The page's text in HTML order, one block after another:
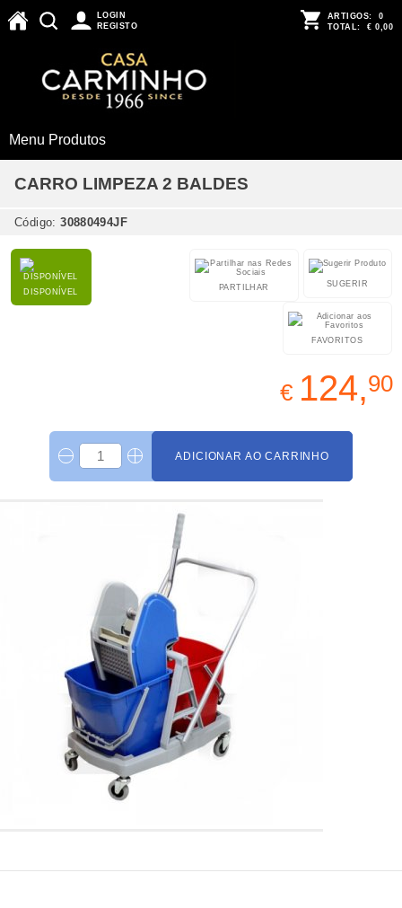
LOGIN
REGISTO
ARTIGOS: 0
TOTAL: € 0,00
Menu Produtos
CARRO LIMPEZA 2 BALDES
Código:30880494JF
DISPONÍVEL
SUGERIR
PARTILHAR
FAVORITOS
€ 124,90
ADICIONAR AO CARRINHO